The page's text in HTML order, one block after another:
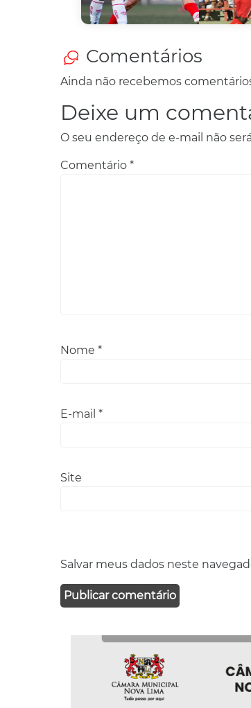
Comentários
Ainda não recebemos
Deixe um
O seu endereço de e-mail não
Comentário *
Nome *
E-mail *
Site
Salvar meus dados neste